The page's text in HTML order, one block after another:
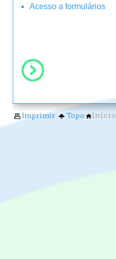
Acesso a formulários
Imprimir Topo Início